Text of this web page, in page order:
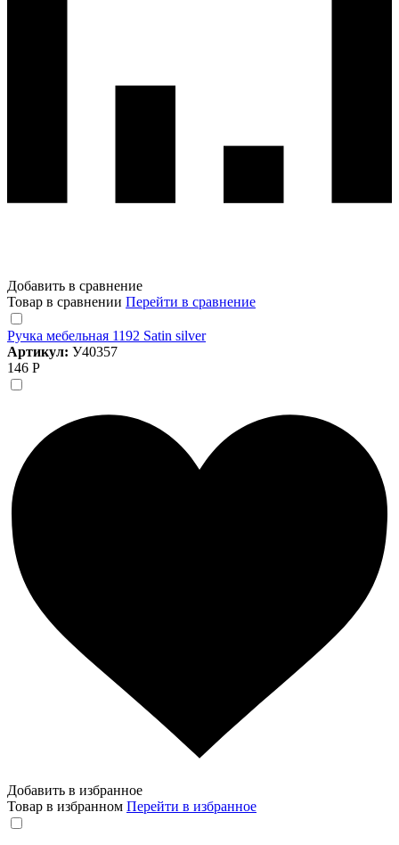
Добавить в сравнение
Товар в сравнении Перейти в сравнение
Ручка мебельная 1192 Satin silver
Артикул: У40357
146 Р
Добавить в избранное
Товар в избранном Перейти в избранное